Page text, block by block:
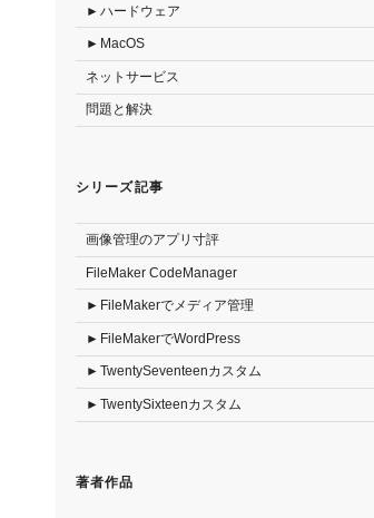
ハードウェア
MacOS
ネットサービス
問題と解決
シリーズ記事
画像管理のアプリ寸評
FileMaker CodeManager
FileMakerでメディア管理
FileMakerでWordPress
TwentySeventeenカスタム
TwentySixteenカスタム
著者作品